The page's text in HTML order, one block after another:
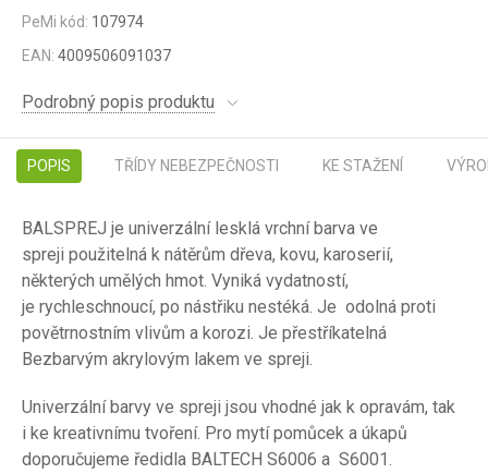
PeMi kód: 107974
EAN: 4009506091037
Podrobný popis produktu
POPIS TŘÍDY NEBEZPEČNOSTI KE STAŽENÍ
BALSPREJ je univerzální lesklá vrchní barva ve
spreji použitelná k nátěrům dřeva, kovu, karoserií,
některých umělých hmot. Vyniká vydatností,
je rychleschnoucí, po nástřiku nestéká. Je odolná proti
povětrnostním vlivům a korozi. Je přestříkatelná
Bezbarvým akrylovým lakem ve spreji.
Univerzální barvy ve spreji jsou vhodné jak k opravám, tak
i ke kreativnímu tvoření. Pro mytí pomůcek a úkapů
doporučujeme ředidla BALTECH S6006 a S6001.